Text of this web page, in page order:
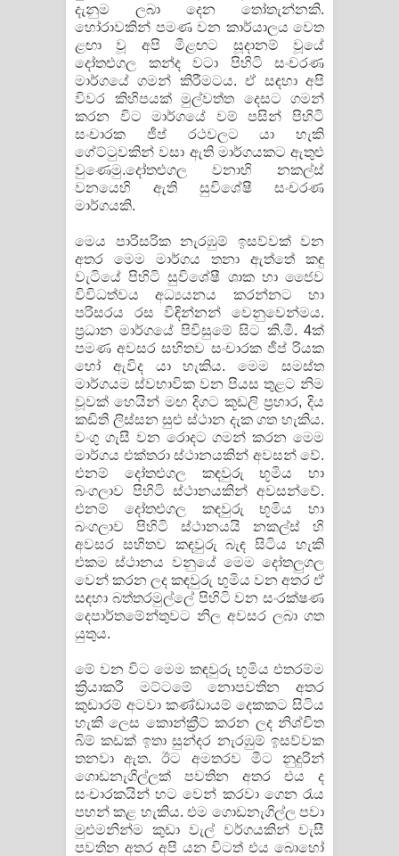
දැනුම ලබා දෙන තෝතැන්නකි.
හෝරාවකින් පමණ වන කාර්යාලය වෙත
ළඟා වූ අපි මීළඟට සූදානම් වූයේ
දෝතළුගල කන්ද වටා පිහිටි සංචරණ
මාර්ගයේ ගමන් කිරීමටය. ඒ සඳහා අපි
විවර කිහිපයක් මුල්වත්ත දෙසට ගමන්
කරන විට මාර්ගයේ වම් පසින් පිහිටි
සංචාරක ජීප් රථවලට යා හැකි
ගේට්ටුවකින් වසා ඇති මාර්ගයකට ඇතුළු
වුණෙමු.දෝතළුගල වනාහි නකල්ස්
වනයෙහි ඇති සුවිශේෂී සංචරණ
මාර්ගයකි.
මෙය පාරිසරික නැරඹුම් ඉසව්වක් වන
අතර මෙම මාර්ගය තනා ඇත්තේ කඳු
වැටියේ පිහිටි සුවිශේෂී ශාක හා​ ජෛව
විවිධත්වය අධ්‍යයනය කරන්නට හා
පරිසරය රස විඳින්නන් වෙනුවෙන්මය.
ප්‍රධාන මාර්ගයේ පිවිසුමේ සිට කි.මී. 4ක්
පමණ අවසර සහිතව සංචාරක ජීප් රියක
හෝ ඇවිද යා හැකිය. මෙම සමස්ත
මාර්ගයම ස්වභාවික වන පියස තුළට නිම
වූවක් හෙයින් මඟ දිගට කූඩලි ප්‍රහාර, දිය
කඩිති ලිස්සන සුළු ස්ථාන දැක ගත හැකිය.
වංගු ගැසී වන රොදට ගමන් කරන මෙම
මාර්ගය එක්තරා ස්ථානයකින් අවසන් වේ.
එනම් දෝතළුගල කඳවුරු භූමිය හා
බංගලාව පිහිටි ස්ථානයකින් අවසන්වේ.
එනම් දෝතළුගල කඳවුරු භූමිය හා
බංගලාව පිහිටි ස්ථානයයි නකල්ස් හි
අවසර සහිතව කඳවුරු බැඳ සිටිය හැකි
එකම ස්ථානය වනුයේ මෙම ​දෝතලුගල
වෙන් කරන ලද කඳවුරු භුමිය වන අතර ඒ
සඳහා බත්තරමුල්ලේ පිහිටි වන සංරක්ෂණ
දෙපාර්තමේන්තුවට නිල අවසර ලබා ගත
යුතුය.
මේ වන විට මෙම කඳවුරු භූමිය එතරම්ම
ක්‍රියාකරී මට්ටමේ නොපවතින අතර
කුඩාරම් අටවා කණ්ඩායම් දෙකකට සිටිය
හැකි ලෙස කොන්ක්‍රීට් කරන ලද නිශ්චිත
බිම් කඩක් ඉතා සුන්දර නැරඹුම් ඉසව්වක
තනවා ඇත. ඊට අමතරව මීට නුදුරින්
ගොඩනැගිල්ලක් පවතින අතර එය ද
සංචාරකයින් හට වෙන් කරවා ගෙන රැය
පහන් කළ හැකිය. එම ගොඩනැගිල්ල පවා
මුළුමනින්ම කුඩා වැල් වර්ගයකින් වැසී
පවතින අතර අපි යන විටත් එය බොහෝ